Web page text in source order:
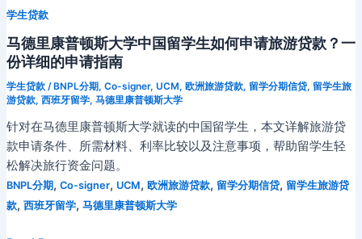
学生贷款
马德里康普顿斯大学中国留学生如何申请旅游贷款？一
份详细的申请指南
学生贷款/ BNPL分期, Co-signer, UCM, 欧洲旅游贷款, 留学分期信贷, 留学生旅
游贷款, 西班牙留学, 马德里康普顿斯大学
针对在马德里康普顿斯大学就读的中国留学生，本文详解旅游贷
款申请条件、所需材料、利率比较以及注意事项，帮助留学生轻
松解决旅行资金问题。
BNPL分期, Co-signer, UCM, 欧洲旅游贷款, 留学分期信贷, 留学生旅游贷
款, 西班牙留学, 马德里康普顿斯大学